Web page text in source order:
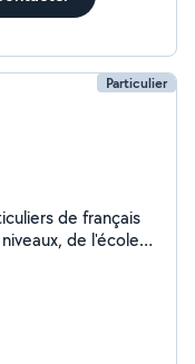
Particulier
de français
de l'école
d'un
d'autres matières,